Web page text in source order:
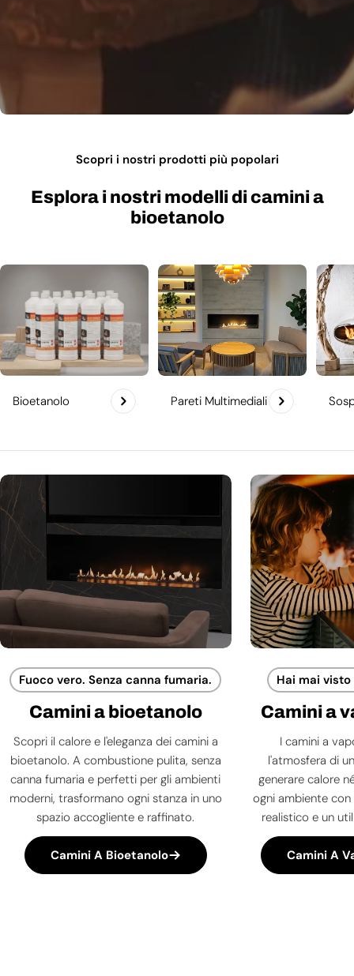
Scopri i nostri prodotti più popolari
Esplora i nostri modelli di camini a
bioetanolo
Bioetanolo Pareti Multimediali
Fuoco vero. Senza canna fumaria.
Camini a bioetanolo
Scopri il calore e l'eleganza dei camini a
bioetanolo. A combustione pulita, senza
canna fumaria e perfetti per gli ambienti
moderni, trasformano ogni stanza in uno
spazio accogliente e raffinato.
Camini A Bioetanolo
Hai mai
Camini a
I camini a
l'atmosfera di
generare calore
ogni ambiente
realistico e un
Camini A